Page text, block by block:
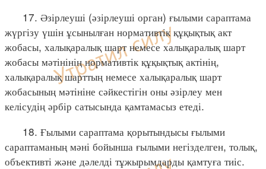
17. Әзірлеуші (әзірлеуші орган) ғылыми сараптама
жүргізу үшін ұсынылған нормативтік құқықтық акт
жобасы, халықаралық шарт немесе халықаралық шарт
жобасы мәтінінің нормативтік құқықтық актінің,
халықаралық шарттың немесе халықаралық шарт
жобасының мәтініне сәйкестігін оны әзірлеу мен
келісудің әрбір сатысында қамтамасыз етеді.
18. Ғылыми сараптама қорытындысы ғылыми
сараптаманың мәні бойынша ғылыми негізделген, толық,
объективті және дәлелді тұжырымдарды қамтуға тиіс.